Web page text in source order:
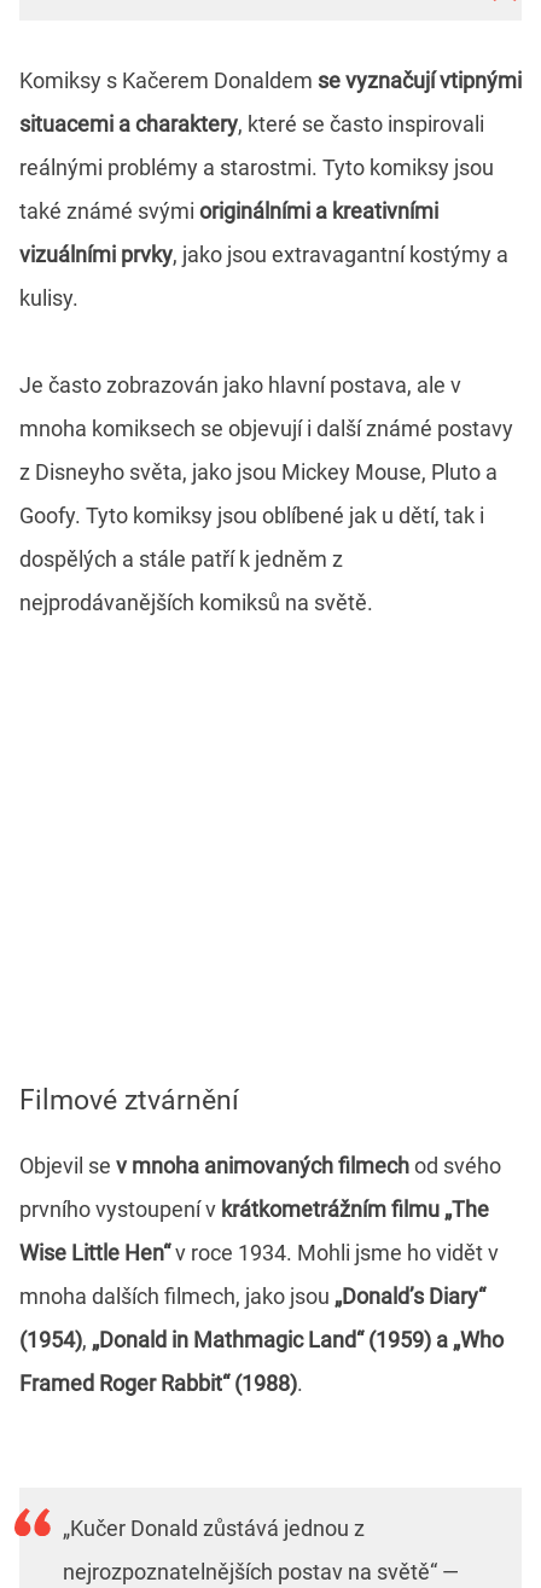
Komiksy s Kačerem Donaldem se vyznačují vtipnými
situacemi a charaktery, které se často inspirovali
reálnými problémy a starostmi. Tyto komiksy jsou
také známé svými originálními a kreativními
vizuálními prvky, jako jsou extravagantní kostýmy a
kulisy.
Je často zobrazován jako hlavní postava, ale v
mnoha komiksech se objevují i další známé postavy
z Disneyho světa, jako jsou Mickey Mouse, Pluto a
Goofy. Tyto komiksy jsou oblíbené jak u dětí, tak i
dospělých a stále patří k jedněm z
nejprodávanějších komiksů na světě.
Filmové ztvárnění
Objevil se v mnoha animovaných filmechod svého
prvního vystoupení v krátkometrážním filmu „The
Wise Little Hen“v roce 1934. Mohli jsme ho vidět v
mnoha dalších filmech, jako jsou „Donald’s Diary“
(1954), „Donald in Mathmagic Land“ (1959) a „Who
Framed Roger Rabbit“ (1988).
„Kučer Donald zůstává jednou z
nejrozpoznatelnějších postav na světě“ —